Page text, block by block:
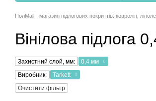
ПолMall - магазин підлогових покриттів: ковролін,
Вінілова підлога
Захистний слой, мм:
0,4 мм
Виробник:
Tarkett
Очистити фільтр